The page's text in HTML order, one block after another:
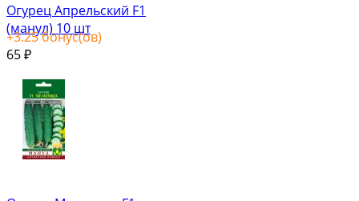
Огурец Апрельский F1
(манул) 10 шт
+3.25бонус(ов)
65 ₽